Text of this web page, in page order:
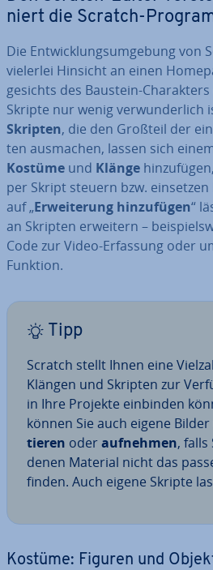
niert die Scratch-
Die Ent­wick­lungs­um­ge­bung von
vielerlei Hinsicht an einen
ge­sichts des Baustein-
Skripte nur wenig ver­wun­der­lich
Skripten, die den Großteil der
ten ausmachen, lassen sich
Kostüme und Klänge
per Skript steuern bzw.
auf „Er­wei­te­rung hin­zu­fü­gen“
an Skripten erweitern –
Code zur Video-Erfassung oder
Funktion.
Tipp
Scratch stellt Ihnen eine
Klängen und Skripten zur
in Ihre Projekte einbinden
können Sie auch eigene
tie­ren oderaufnehmen,
de­nen Material nicht das
finden. Auch eigene Skripte
Kostüme: Figuren und